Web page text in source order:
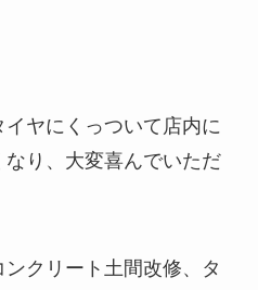
ヤにくっついて店内に
り、大変喜んでいただ
クリート土間改修、タ